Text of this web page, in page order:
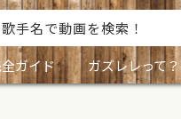
ガイド ガズレレって？